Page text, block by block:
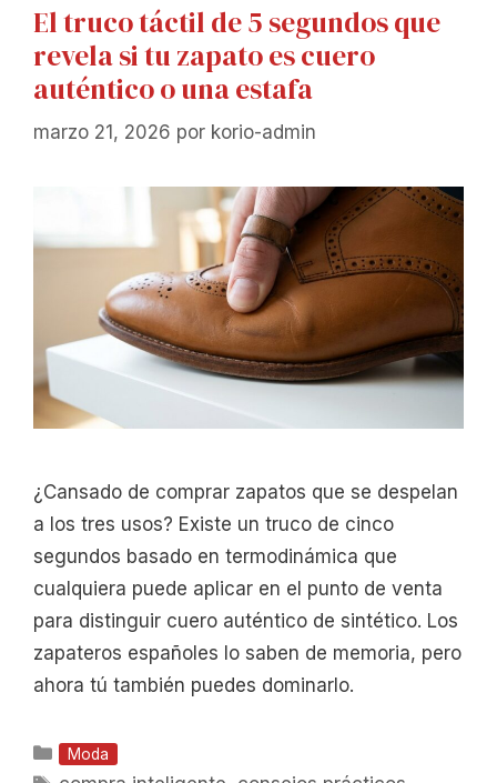
El truco táctil de 5 segundos que
revela si tu zapato es cuero
auténtico o una estafa
marzo 21, 2026 por korio-admin
¿Cansado de comprar zapatos que se despelan
a los tres usos? Existe un truco de cinco
segundos basado en termodinámica que
cualquiera puede aplicar en el punto de venta
para distinguir cuero auténtico de sintético. Los
zapateros españoles lo saben de memoria, pero
ahora tú también puedes dominarlo.
Categorías
Moda